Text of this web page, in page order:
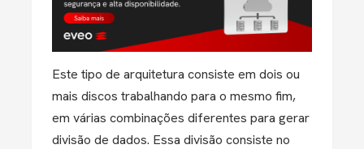
Este tipo de arquitetura consiste em dois ou
mais discos trabalhando para o mesmo fim,
em várias combinações diferentes para gerar
divisão de dados. Essa divisão consiste no